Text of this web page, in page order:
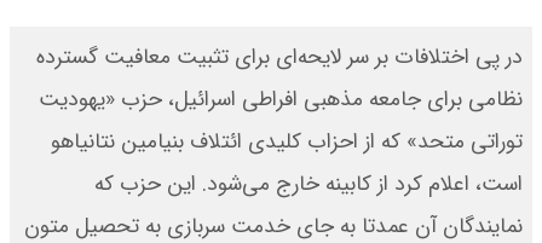
؟
بقایی : عراقچی و قالیباف به پاکستان
می روند
در پی اختلافات بر سر لایحه‌ای برای تثبیت معافیت گسترده
نظامی برای جامعه مذهبی افراطی اسرائیل، حزب «یهودیت
توراتی متحد» که از احزاب کلیدی ائتلاف بنیامین نتانیاهو
است، اعلام کرد از کابینه خارج می‌شود. این حزب که
نمایندگان آن عمدتا به جای خدمت سربازی به تحصیل متون